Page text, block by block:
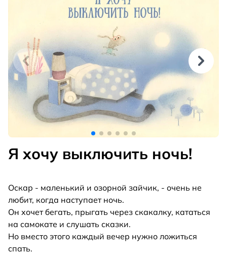
Я хочу выключить ночь!
Оскар - маленький и озорной зайчик, - очень не
любит, когда наступает ночь.
Он хочет бегать, прыгать через скакалку, кататься
на самокате и слушать сказки.
Но вместо этого каждый вечер нужно ложиться
спать.